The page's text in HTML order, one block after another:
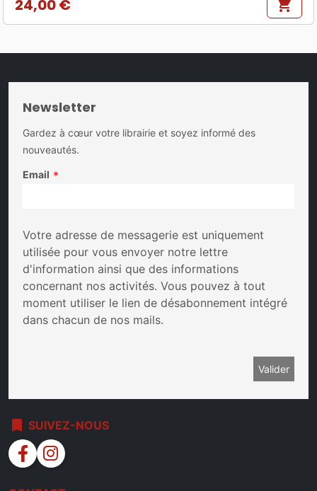
Prix
24,00 € shopping_cart
Newsletter
Gardez à cœur votre librairie et soyez informé des
nouveautés.
Email *
Votre adresse de messagerie est uniquement
utilisée pour vous envoyer notre lettre
d'information ainsi que des informations
concernant nos activités. Vous pouvez à tout
moment utiliser le lien de désabonnement intégré
dans chacun de nos mails.
bookmark SUIVEZ-NOUS
facebook instagram